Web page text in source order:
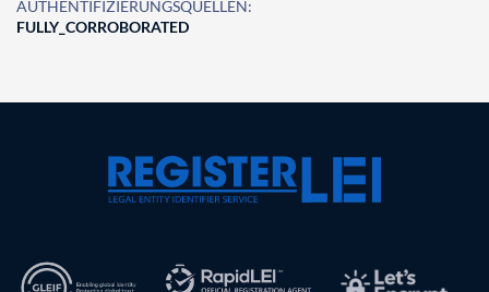
AUTHENTIFIZIERUNGSQUELLEN:
FULLY_CORROBORATED